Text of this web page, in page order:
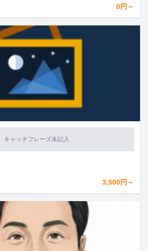
0円～
キャッチフレーズ未記入
3,500円～